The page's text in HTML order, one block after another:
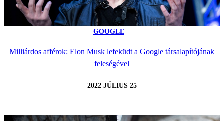
GOOGLE
Milliárdos afférok: Elon Musk lefeküdt a Google társalapítójának
feleségével
2022 JÚLIUS 25